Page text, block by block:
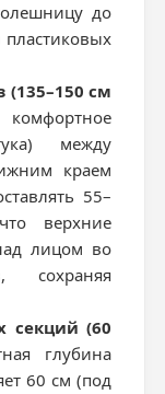
до
пластиковых
(135–150 см
между
краем
55–
верхние
лицом во
сохраняя
секций (60
глубина
60 см (под